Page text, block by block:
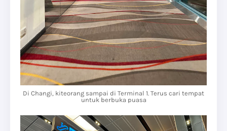
Di Changi, kiteorang sampai di Terminal 1. Terus cari tempat
untuk berbuka puasa